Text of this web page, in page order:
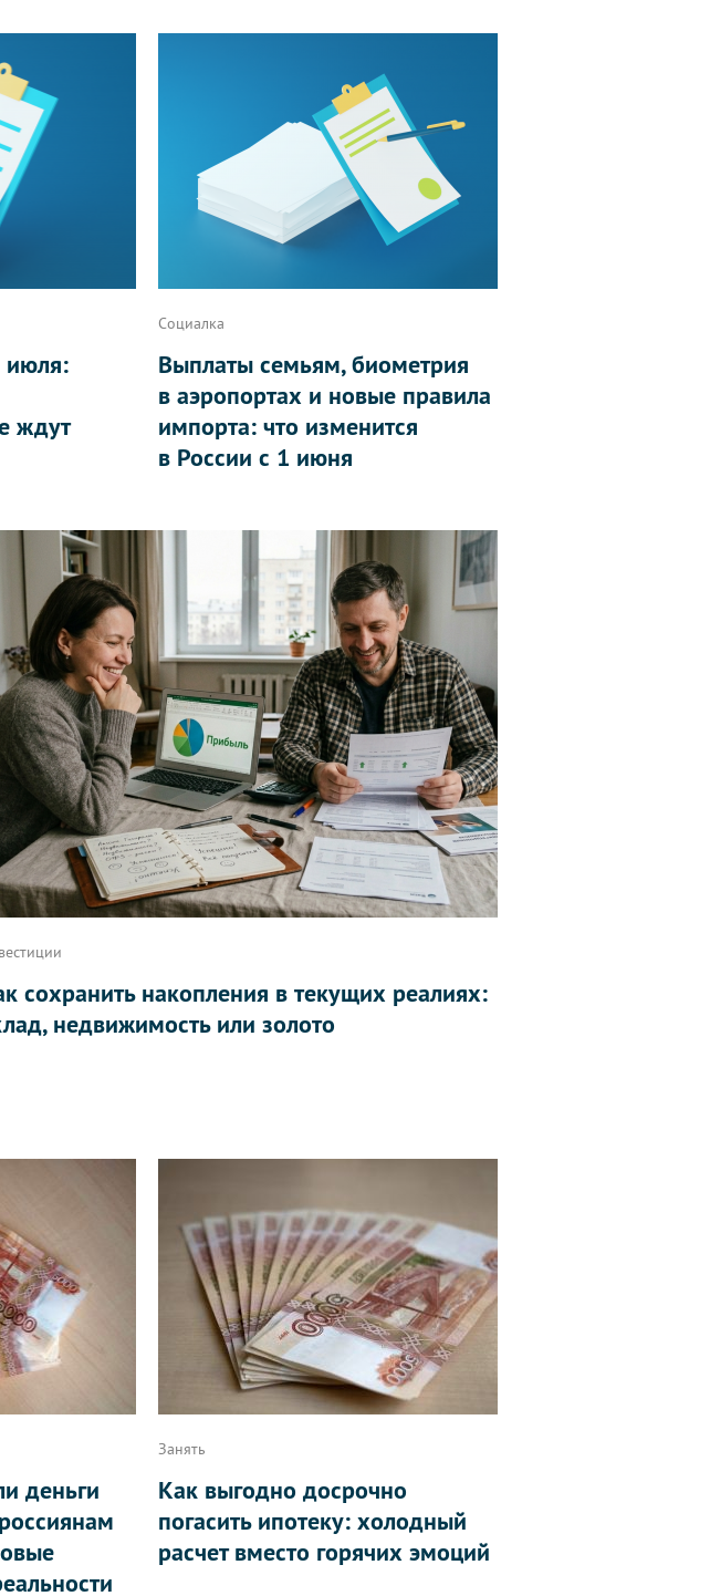
июля:
ждут
Социалка
Выплаты семьям, биометрия
в аэропортах и новые правила
импорта: что изменится
в России с 1 июня
сохранить накопления в текущих реалиях:
недвижимость или золото
деньги
Занять
Как выгодно досрочно
погасить ипотеку: холодный
расчет вместо горячих эмоций